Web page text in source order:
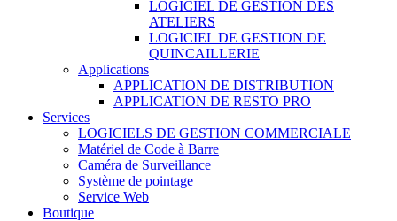
LOGICIEL DE GESTION DES
ATELIERS
LOGICIEL DE GESTION DE
QUINCAILLERIE
Applications
APPLICATION DE DISTRIBUTION
APPLICATION DE RESTO PRO
Services
LOGICIELS DE GESTION COMMERCIALE
Matériel de Code à Barre
Caméra de Surveillance
Système de pointage
Service Web
Boutique